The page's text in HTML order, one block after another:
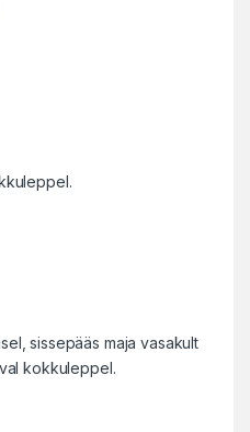
sissepääs maja vasakult
kokkuleppel.